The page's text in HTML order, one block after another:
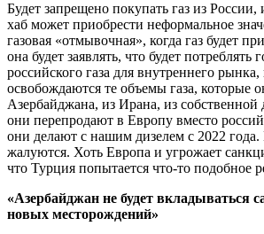
Будет запрещено покупать газ из
хаб может приобрести неформальное
газовая «отмывочная», когда газ будет
она будет заявлять, что будет потреблять
российского газа для внутреннего
освобождаются те объемы газа, которые
Азербайджана, из Ирана, из собственной
они перепродают в Европу вместо
они делают с нашим дизелем с 2022
жалуются. Хоть Европа и угрожает
что Турция попытается что-то подобное
«Азербайджан не будет вкладываться
новых месторождений»